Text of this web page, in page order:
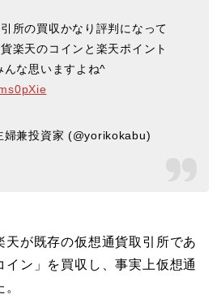
所の買収かなり評判になって
楽天のコインと楽天ポイント
な思いますよね^
兼投資家 (@yorikokabu)
天が既存の仮想通貨取引所であ
イン」を買収し、事実上仮想通